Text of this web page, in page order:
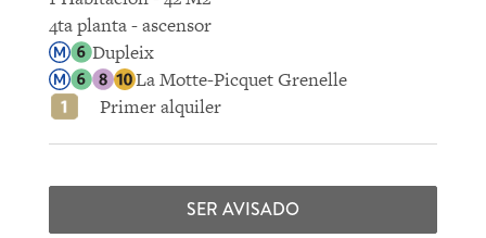
4ta planta - ascensor
Dupleix
La Motte-Picquet Grenelle
Primer alquiler
SER AVISADO